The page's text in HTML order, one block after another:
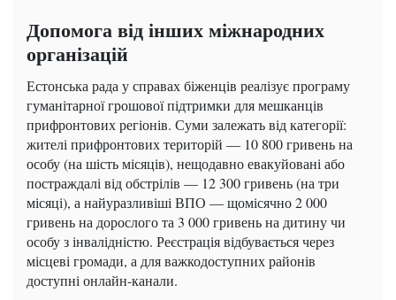
Допомога від інших міжнародних
організацій
Естонська рада у справах біженців реалізує програму
гуманітарної грошової підтримки для мешканців
прифронтових регіонів. Суми залежать від категорії:
жителі прифронтових територій — 10 800 гривень на
особу (на шість місяців), нещодавно евакуйовані або
постраждалі від обстрілів — 12 300 гривень (на три
місяці), а найуразливіші ВПО — щомісячно 2 000
гривень на дорослого та 3 000 гривень на дитину чи
особу з інвалідністю. Реєстрація відбувається через
місцеві громади, а для важкодоступних районів
доступні онлайн-канали.